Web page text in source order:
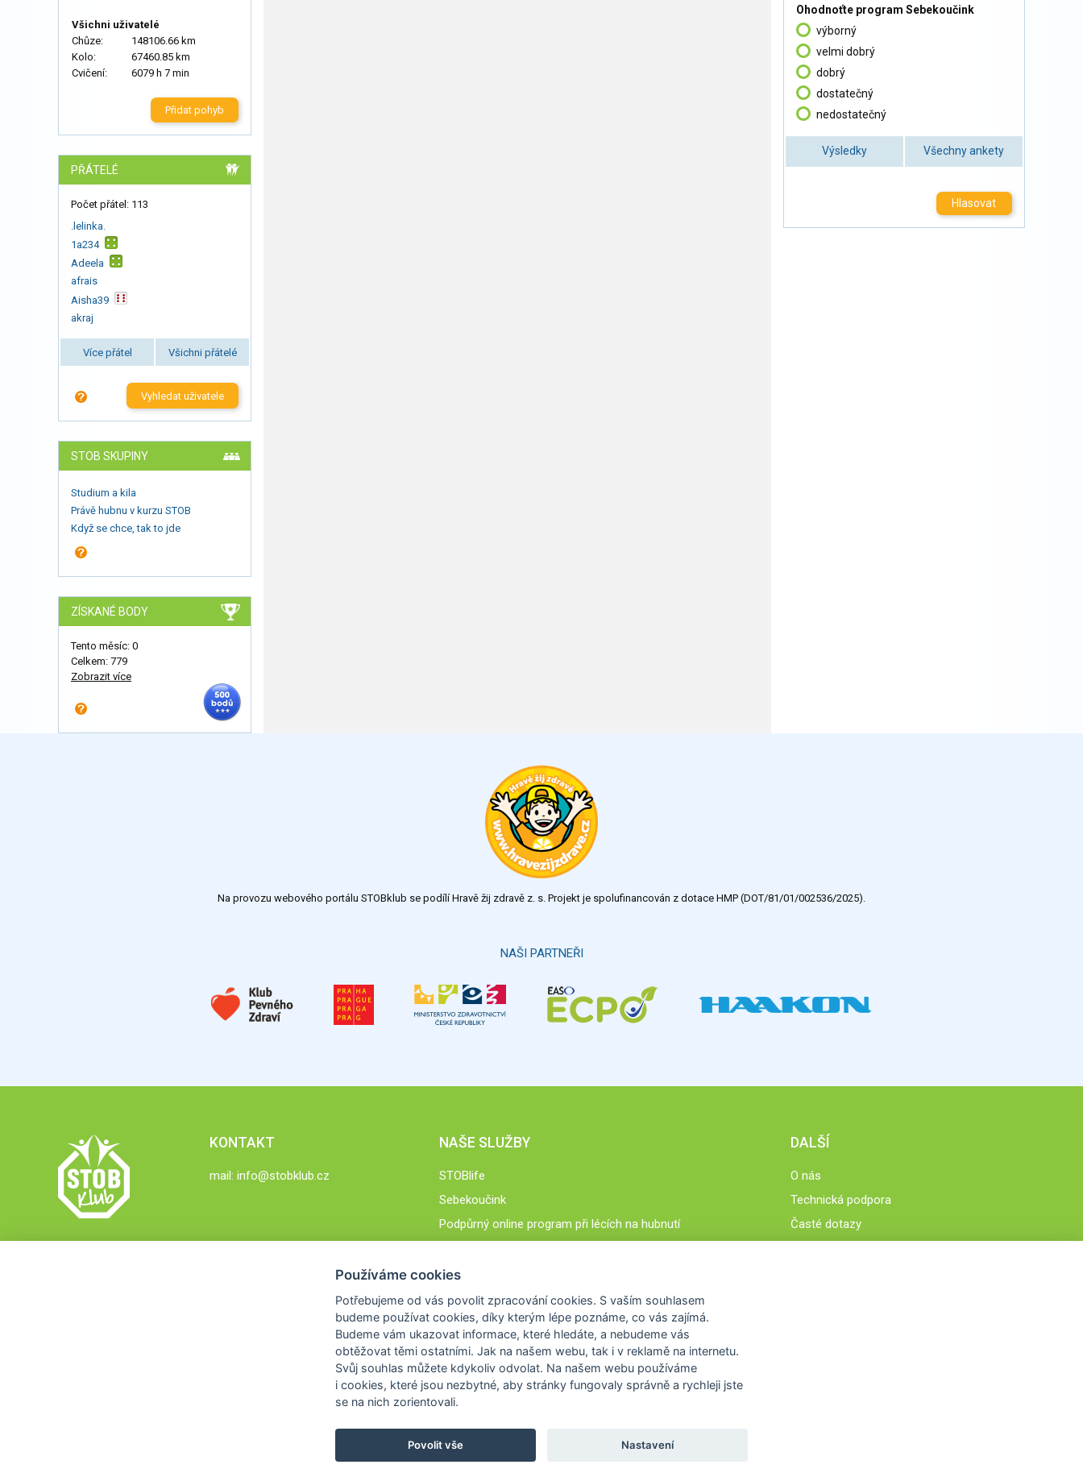
Všichni uživatelé
Chůze:
148106.66 km
Kolo:
67460.85 km
Cvičení:
6079 h 7 min
Přidat pohyb
PŘÁTELÉ
Počet přátel: 113
.lelinka.
1a234
Adeela
afrais
Aisha39
akraj
Více přátel Všichni přátelé
Vyhledat uživatele
STOB SKUPINY
Studium a kila
Právě hubnu v kurzu STOB
Když se chce, tak to jde
ZÍSKANÉ BODY
Tento měsíc: 0
Celkem: 779
Zobrazit více
Ohodnoťte program Sebekoučink
výborný
velmi dobrý
dobrý
dostatečný
nedostatečný
Výsledky Všechny ankety
Hlasovat
Na provozu webového portálu STOBklub se podílí Hravě žij zdravě z. s. Projekt je spolufinancován z dotace HMP (DOT/81/01/002536/2025).
NAŠI PARTNEŘI
KONTAKT
mail: info@stobklub.cz
NAŠE SLUŽBY
STOBlife
Sebekoučink
Podpůrný online program při lécích na hubnutí
DALŠÍ
O nás
Technická podpora
Časté dotazy
Používáme cookies
Potřebujeme od vás povolit zpracování cookies. S vaším souhlasem
budeme používat cookies, díky kterým lépe poznáme, co vás zajímá.
Budeme vám ukazovat informace, které hledáte, a nebudeme vás
obtěžovat těmi ostatními. Jak na našem webu, tak i v reklamě na internetu.
Svůj souhlas můžete kdykoliv odvolat. Na našem webu používáme
i cookies, které jsou nezbytné, aby stránky fungovaly správně a rychleji jste
se na nich zorientovali.
Povolit vše Nastavení